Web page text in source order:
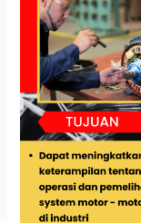
REWINDING